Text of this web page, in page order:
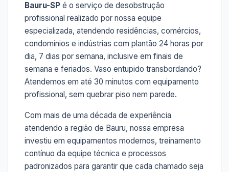
Bauru-SP é o serviço de desobstrução
profissional realizado por nossa equipe
especializada, atendendo residências, comércios,
condomínios e indústrias com plantão 24 horas por
dia, 7 dias por semana, inclusive em finais de
semana e feriados. Vaso entupido transbordando?
Atendemos em até 30 minutos com equipamento
profissional, sem quebrar piso nem parede.
Com mais de uma década de experiência
atendendo a região de Bauru, nossa empresa
investiu em equipamentos modernos, treinamento
contínuo da equipe técnica e processos
padronizados para garantir que cada chamado seja